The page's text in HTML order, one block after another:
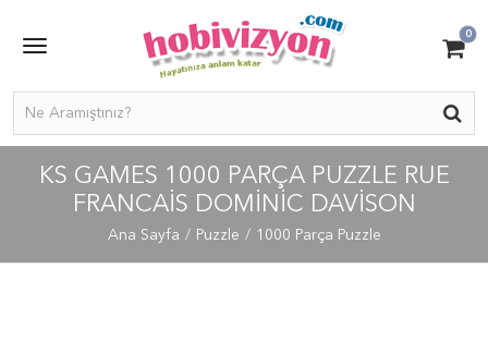
0
KS GAMES 1000 PARÇA PUZZLE RUE
FRANCAIS DOMINIC DAVISON
Ana Sayfa Puzzle 1000 Parça Puzzle